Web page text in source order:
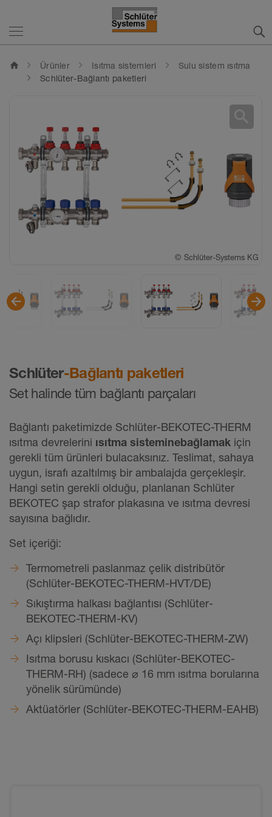
home Ürünler Isıtma sistemleri
Sulu sistem ısıtma
Schlüter-Bağlantı paketleri
Schlüter-Bağlantı paketleri
Set halinde tüm bağlantı parçaları
Bağlantı paketimizde Schlüter-BEKOTEC-THERM
ısıtma devrelerini ısıtma sisteminebağlamak için
gerekli tüm ürünleri bulacaksınız. Teslimat, sahaya
uygun, israfı azaltılmış bir ambalajda gerçekleşir.
Hangi setin gerekli olduğu, planlanan Schlüter
BEKOTEC şap strafor plakasına ve ısıtma devresi
sayısına bağlıdır.
Set içeriği:
Termometreli paslanmaz çelik distribütör
(Schlüter-BEKOTEC-THERM-HVT/DE)
Sıkıştırma halkası bağlantısı (Schlüter-
BEKOTEC-THERM-KV)
Açı klipsleri (Schlüter-BEKOTEC-THERM-ZW)
Isıtma borusu kıskacı (Schlüter-BEKOTEC-
THERM-RH) (sadece ⌀ 16 mm ısıtma borularına
yönelik sürümünde)
Aktüatörler (Schlüter-BEKOTEC-THERM-EAHB)
© Schlüter-Systems KG
© Schlüter-Systems KG
© Schlüter-Systems KG
© Schlüter-Systems KG